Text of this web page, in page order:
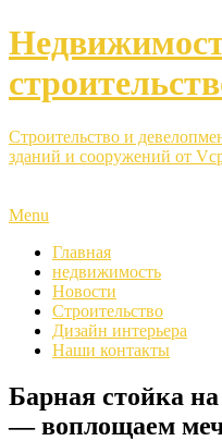
Строительство и
зданий и сооружений от
Menu
Главная
недвижимость
Новости
Строительство
Дизайн интерьера
Наши контакты
Барная стойка
— воплощаем